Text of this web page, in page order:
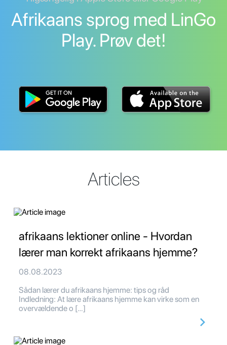
Afrikaans sprog med LinGo
Play. Prøv det!
Articles
afrikaans lektioner online - Hvordan
lærer man korrekt afrikaans hjemme?
08.08.2023
Sådan lærer du afrikaans hjemme: tips og råd
Indledning: At lære afrikaans hjemme kan virke som en
overvældende o […]